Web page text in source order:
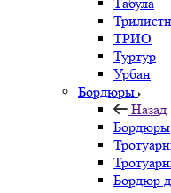
ТРИО
Туртур
Урбан
Бордюры
Назад
Бордюры
Бордюр